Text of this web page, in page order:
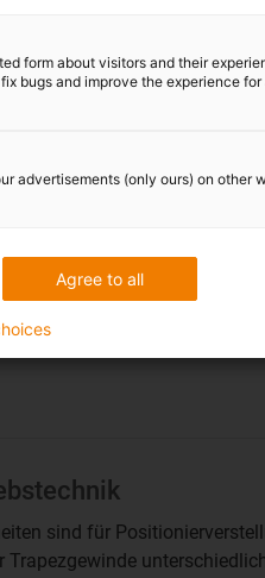
Lebensdauer Gewindetriebe
sind für
form about visitors and their
bugs and improve the experience for
advertisements (only ours) on other
Agree to all